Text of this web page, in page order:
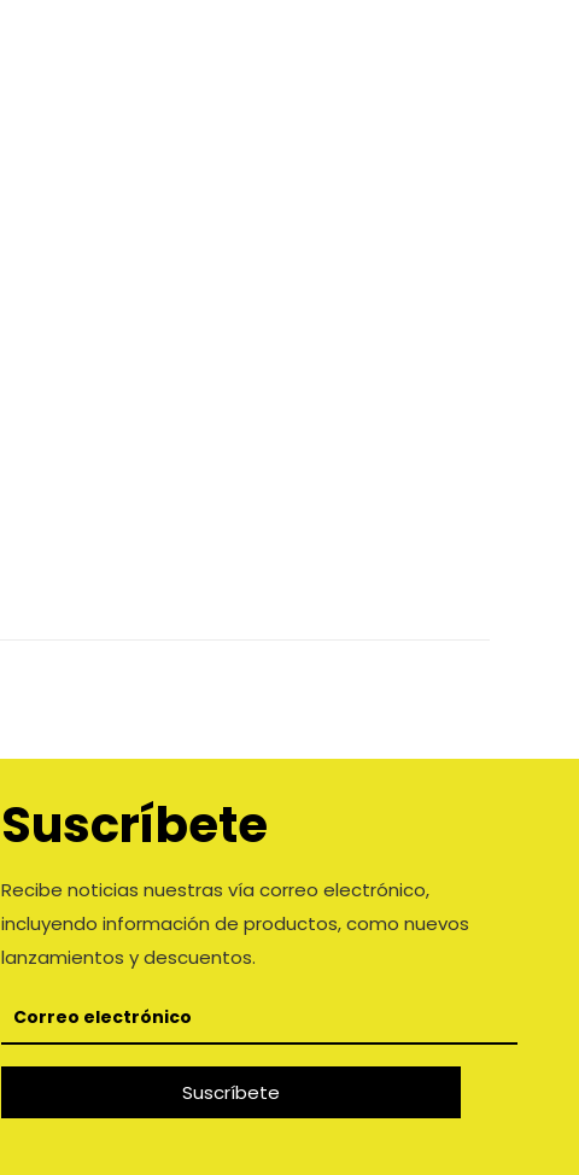
Suscríbete
Recibe noticias nuestras vía correo electrónico,
incluyendo información de productos, como nuevos
lanzamientos y descuentos.